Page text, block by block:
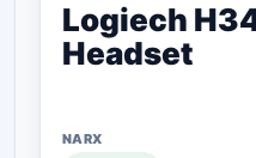
Logiech
Headset